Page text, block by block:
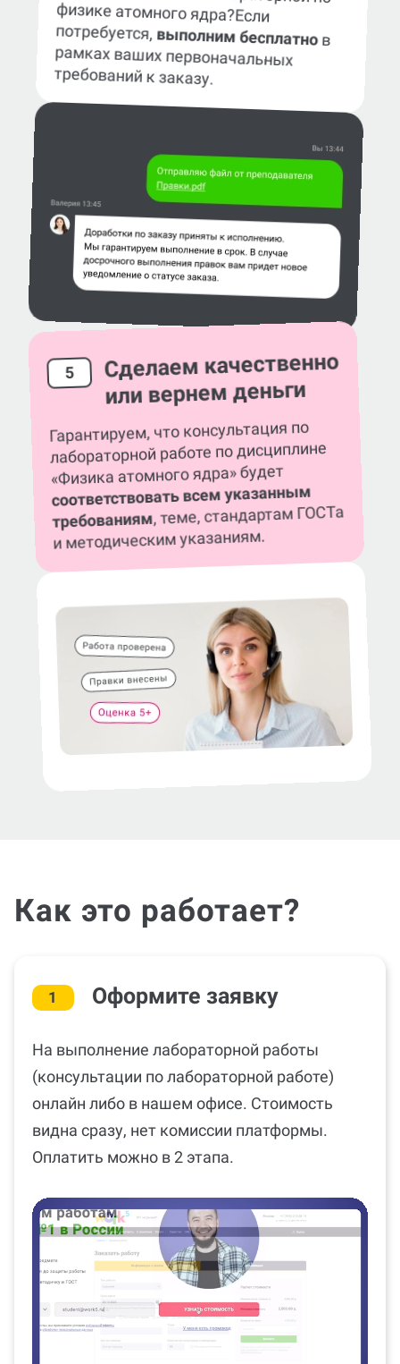
физике атомного ядра?Если
потребуется, выполним бесплатнов
рамках ваших первоначальных
требований к заказу.
5 Сделаем качественно
или вернем деньги
Гарантируем, что консультация по
лабораторной работе по дисциплине
«Физика атомного ядра» будет
соответствовать всем указанным
требованиям, теме, стандартам ГОСТа
и методическим указаниям.
Как это работает?
1 Оформите заявку
На выполнение лабораторной работы
(консультации по лабораторной работе)
онлайн либо в нашем офисе. Стоимость
видна сразу, нет комиссии платформы.
Оплатить можно в 2 этапа.